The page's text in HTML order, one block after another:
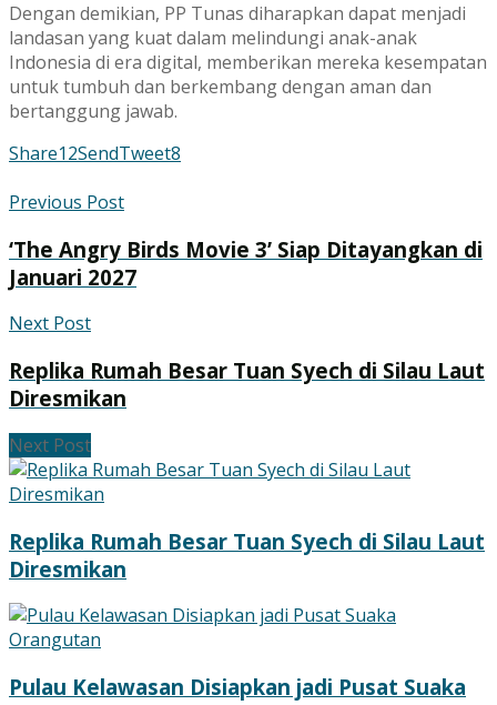
Dengan demikian, PP Tunas diharapkan dapat menjadi
landasan yang kuat dalam melindungi anak-anak
Indonesia di era digital, memberikan mereka kesempatan
untuk tumbuh dan berkembang dengan aman dan
bertanggung jawab.
Share12SendTweet8
Previous Post
‘The Angry Birds Movie 3’ Siap Ditayangkan di
Januari 2027
Next Post
Replika Rumah Besar Tuan Syech di Silau Laut
Diresmikan
Next Post
Replika Rumah Besar Tuan Syech di Silau Laut
Diresmikan
Pulau Kelawasan Disiapkan jadi Pusat Suaka